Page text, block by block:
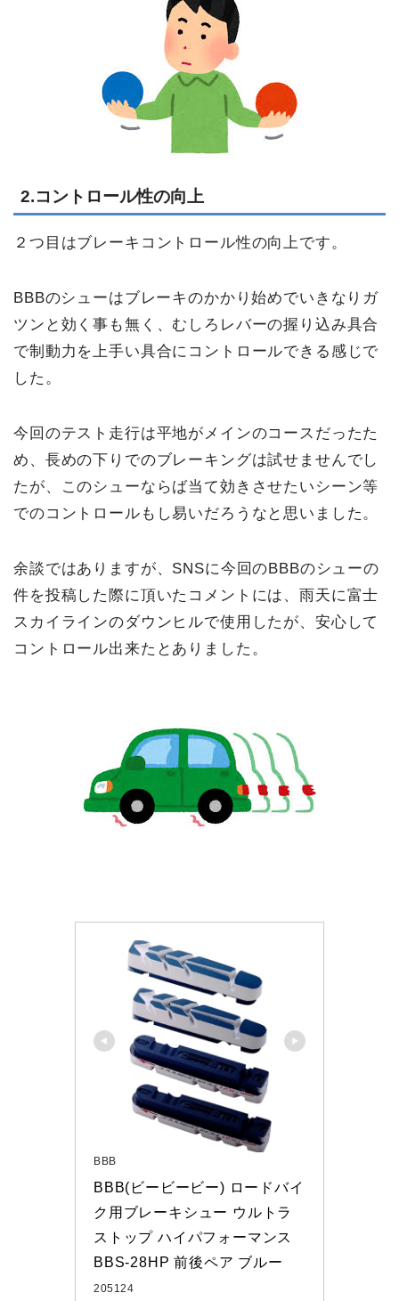
2.コントロール性の向上
２つ目はブレーキコントロール性の向上です。
BBBのシューはブレーキのかかり始めでいきなりガ
ツンと効く事も無く、むしろレバーの握り込み具合
で制動力を上手い具合にコントロールできる感じで
した。
今回のテスト走行は平地がメインのコースだったた
め、長めの下りでのブレーキングは試せませんでし
たが、このシューならば当て効きさせたいシーン等
でのコントロールもし易いだろうなと思いました。
余談ではありますが、SNSに今回のBBBのシューの
件を投稿した際に頂いたコメントには、雨天に富士
スカイラインのダウンヒルで使用したが、安心して
コントロール出来たとありました。
BBB
BBB(ビービービー) ロードバイ
ク用ブレーキシュー ウルトラ
ストップ ハイパフォーマンス
BBS-28HP 前後ペア ブルー
205124